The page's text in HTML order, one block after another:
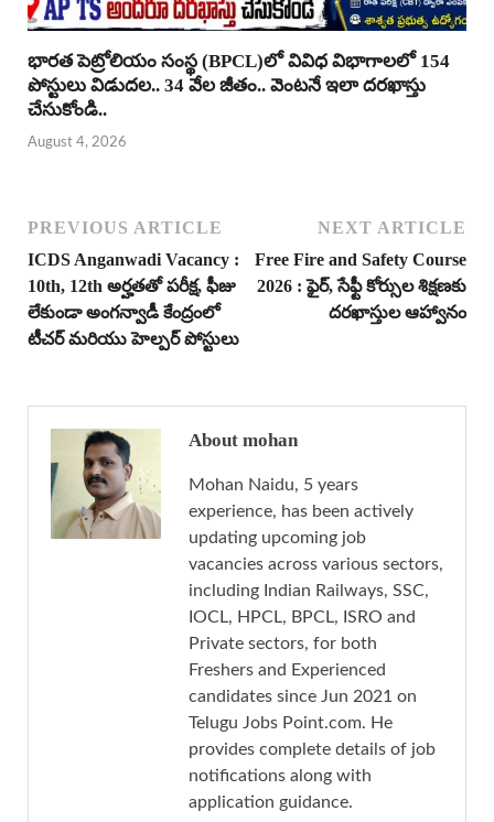
భారత పెట్రోలియం సంస్థ (BPCL)లో వివిధ విభాగాలలో 154
పోస్టులు విడుదల.. 34 వేల జీతం.. వెంటనే ఇలా దరఖాస్తు
చేసుకోండి..
August 4, 2026
PREVIOUS ARTICLE
ICDS Anganwadi Vacancy :
10th, 12th అర్హతతో పరీక్ష, ఫీజు
లేకుండా అంగన్వాడీ కేంద్రంలో
టీచర్ మరియు హెల్పర్ పోస్టులు
NEXT ARTICLE
Free Fire and Safety Course
2026 : ఫైర్, సేఫ్టీ కోర్సుల శిక్షణకు
దరఖాస్తుల ఆహ్వానం
About mohan
Mohan Naidu, 5 years
experience, has been actively
updating upcoming job
vacancies across various sectors,
including Indian Railways, SSC,
IOCL, HPCL, BPCL, ISRO and
Private sectors, for both
Freshers and Experienced
candidates since Jun 2021 on
Telugu Jobs Point.com. He
provides complete details of job
notifications along with
application guidance.